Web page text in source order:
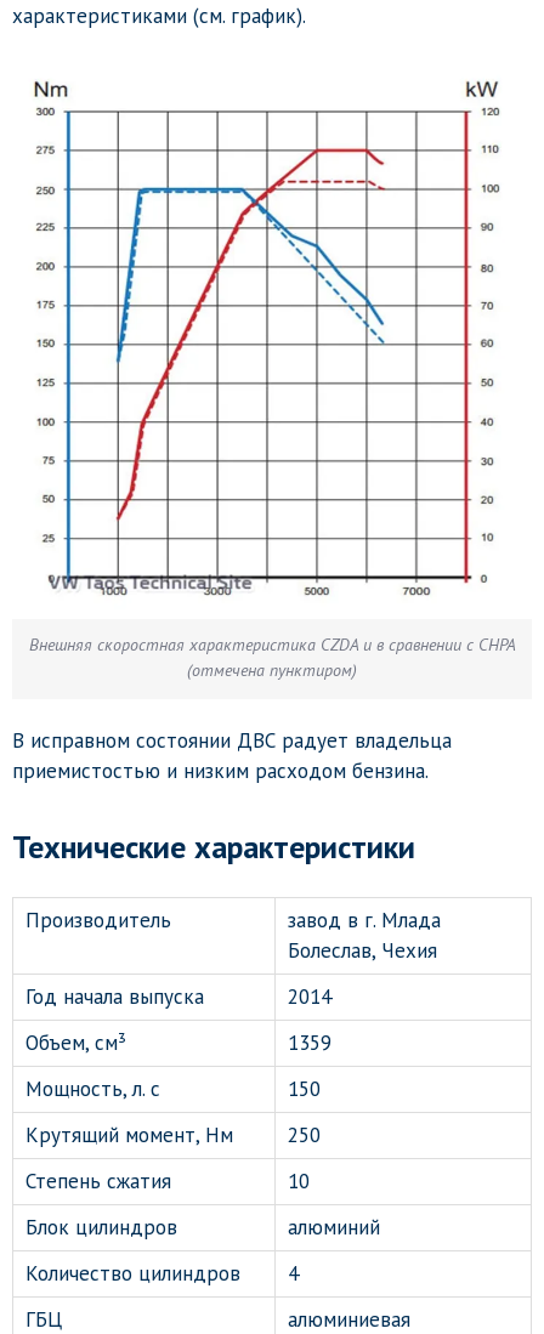
характеристиками (см. график).
Внешняя скоростная характеристика CZDA и в сравнении с CHPA
(отмечена пунктиром)
В исправном состоянии ДВС радует владельца
приемистостью и низким расходом бензина.
Технические характеристики
Производитель
завод в г. Млада
Болеслав, Чехия
Год начала выпуска
2014
Объем, см³
1359
Мощность, л. с
150
Крутящий момент, Нм
250
Степень сжатия
10
Блок цилиндров
алюминий
Количество цилиндров
4
ГБЦ
алюминиевая